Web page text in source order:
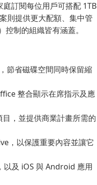
訂閱每位用戶可搭配 1TB
則提供更大配額、集中管
制的組織皆有涵蓋。
節省磁碟空間同時保留縮
整合顯示在席指示及應
，並提供商業計畫所需的
，以保護重要內容並讓它
以及 iOS 與 Android 應用